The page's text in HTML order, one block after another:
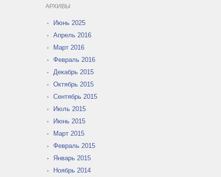
АРХИВЫ
Июнь 2025
Апрель 2016
Март 2016
Февраль 2016
Декабрь 2015
Октябрь 2015
Сентябрь 2015
Июль 2015
Июнь 2015
Март 2015
Февраль 2015
Январь 2015
Ноябрь 2014